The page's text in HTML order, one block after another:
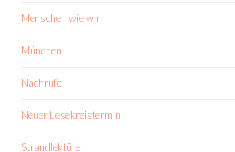
Menschen wie wir
München
Nachrufe
Neuer Lesekreistermin
Strandlektüre